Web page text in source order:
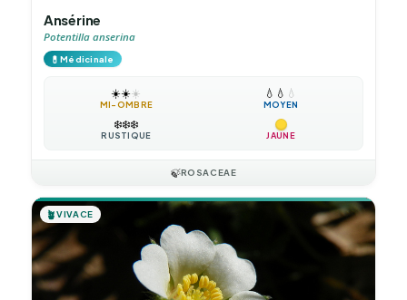
Ansérine
Potentilla anserina
💊Médicinale
☀️☀️☀️
MI-OMBRE
💧 💧 💧
MOYEN
❄️❄️❄️
RUSTIQUE JAUNE
🍃ROSACEAE
🪴VIVACE